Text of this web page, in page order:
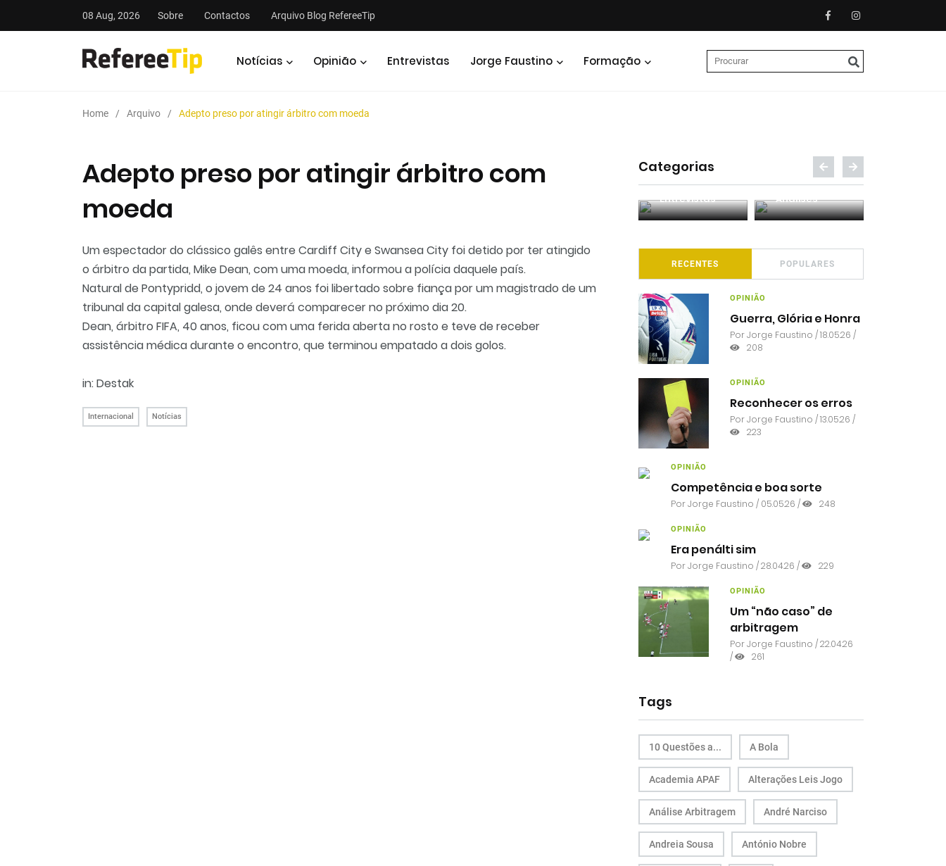
08 Aug, 2026 Sobre Contactos Arquivo Blog RefereeTip
Notícias Opinião Entrevistas Jorge Faustino Formação
Home Arquivo Adepto preso por atingir árbitro com moeda
Adepto preso por atingir árbitro com
moeda
Um espectador do clássico galês entre Cardiff City e Swansea City foi detido por ter atingido
o árbitro da partida, Mike Dean, com uma moeda, informou a polícia daquele país.
Natural de Pontypridd, o jovem de 24 anos foi libertado sobre fiança por um magistrado de um
tribunal da capital galesa, onde deverá comparecer no próximo dia 20.
Dean, árbitro FIFA, 40 anos, ficou com uma ferida aberta no rosto e teve de receber
assistência médica durante o encontro, que terminou empatado a dois golos.
in: Destak
Internacional Notícias
Categorias
Entrevistas Análises
RECENTES POPULARES
OPINIÃO
Guerra, Glória e Honra
PorJorge Faustino / 18.05.26 /
208
OPINIÃO
Reconhecer os erros
PorJorge Faustino / 13.05.26 /
223
OPINIÃO
Competência e boa sorte
PorJorge Faustino / 05.05.26 / 248
OPINIÃO
Era penálti sim
PorJorge Faustino / 28.04.26 / 229
OPINIÃO
Um “não caso” de
arbitragem
PorJorge Faustino / 22.04.26
/
261
Tags
10 Questões a... A Bola
Academia APAF Alterações Leis Jogo
Análise Arbitragem André Narciso
Andreia Sousa António Nobre